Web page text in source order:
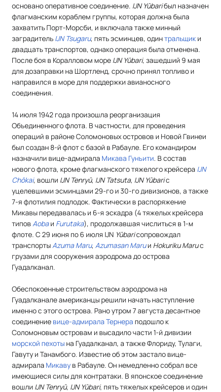
основано оперативное соединение. IJN Yūbariбыл назначен
флагманским кораблем группы, которая должна была
захватить Порт-Морсби, и включала также минный
заградитель IJN Tsugaru, пять эсминцев, одинтральщик и
двадцать транспортов, однако операция была отменена.
После боя в Коралловом море IJN Yūbari, зашедший 9 мая
для дозаправки на Шортленд, срочно принял топливо и
направился в море для поддержки авианосного
соединения.
14 июля 1942 года произошла реорганизация
Объединенного флота. В частности, для проведения
операций в районе Соломоновых островов и Новой Гвинеи
был создан 8-й флот с базой в Рабауле. Его командиром
назначили вице-адмирала Микава Гунъити. В состав
нового флота, кроме флагманского тяжелого крейсера IJN
Chōkai, вошли IJN Tenryū, IJN Tatsuta, IJN Yūbariс
уцелевшими эсминцами 29-го и 30-го дивизионов, а также
7-я флотилия подлодок. Фактически в распоряжение
Микавы передавалась и 6-я эскадра (4 тяжелых крейсера
типов Aobaи Furutaka), продолжавшая числиться в 1-м
флоте. C 29 июня по 6 июля IJN Yūbariсопровождал
транспорты Azuma Maru, Azumasan Maruи Hokuriku Maruс
грузами для сооружения аэродрома до острова
Гуадалканал.
Обеспокоенные строительством аэродрома на
Гуадалканале американцы решили начать наступление
именно с этого острова. Рано утром 7 августа десантное
соединение вице-адмирала Тернера подошло к
Соломоновым островам и высадило части 1-й дивизии
морской пехоты на Гуадалканал, а также Флориду, Тулаги,
Гавуту и Танамбого. Известие об этом застало вице-
адмирала Микаву в Рабауле. Он немедленно собрал все
имеющиеся силы для контратаки. В японское соединение
вошли IJN Tenryū, IJN Yūbari, пять тяжелых крейсеров и один